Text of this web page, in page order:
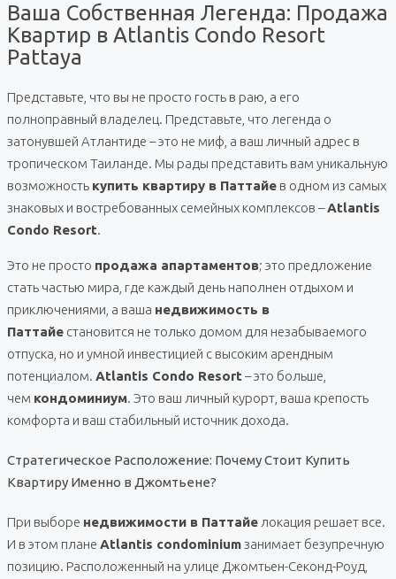
Ваша Собственная Легенда: Продажа
Квартир в Atlantis Condo Resort
Pattaya
Представьте, что вы не просто гость в раю, а его
полноправный владелец. Представьте, что легенда о
затонувшей Атлантиде – это не миф, а ваш личный адрес в
тропическом Таиланде. Мы рады представить вам уникальную
возможность купить квартиру в Паттайе в одном из самых
знаковых и востребованных семейных комплексов –Atlantis
Condo Resort.
Это не просто продажа апартаментов; это предложение
стать частью мира, где каждый день наполнен отдыхом и
приключениями, а ваша недвижимость в
Паттайе становится не только домом для незабываемого
отпуска, но и умной инвестицией с высоким арендным
потенциалом. Atlantis Condo Resort – это больше,
чем кондоминиум. Это ваш личный курорт, ваша крепость
комфорта и ваш стабильный источник дохода.
Стратегическое Расположение: Почему Стоит Купить
Квартиру Именно в Джомтьене?
При выборе недвижимости в Паттайе локация решает все.
И в этом плане Atlantis condominiumзанимает безупречную
позицию. Расположенный на улице Джомтьен-Секонд-Роуд,